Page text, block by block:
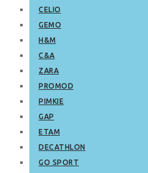
CELIO
GEMO
H&M
C&A
ZARA
PROMOD
PIMKIE
GAP
ETAM
DECATHLON
GO SPORT